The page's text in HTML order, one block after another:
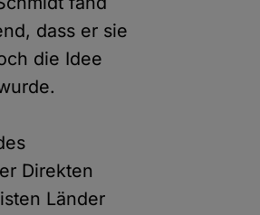
dass er sie
die Idee
Direkten
Länder